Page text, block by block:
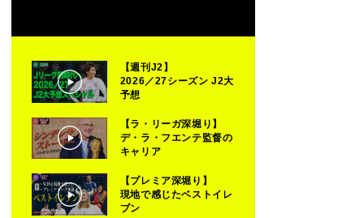
【週刊J2】
2026／27シーズン J2大
予想
【ラ・リーガ深堀り】
デ・ラ・フエンテ監督の
キャリア
【プレミア深堀り】
現地で感じたベストイレ
ブン